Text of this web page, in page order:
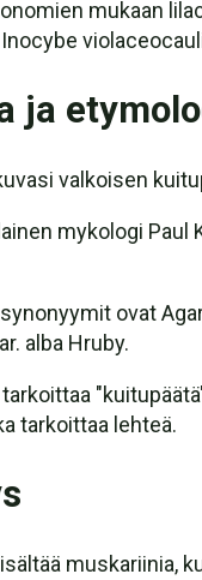
mukaan
ja
valkoisen
mykologi
ovat
alba Hruby.
tarkoittaa lehteä.
muskariinia,